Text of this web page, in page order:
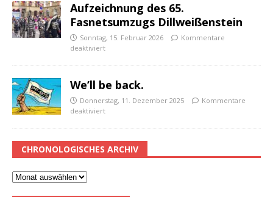
Aufzeichnung des 65.
Fasnetsumzugs Dillweißenstein
Sonntag, 15. Februar 2026
Kommentare
deaktiviert
We’ll be back.
Donnerstag, 11. Dezember 2025
Kommentare
deaktiviert
CHRONOLOGISCHES ARCHIV